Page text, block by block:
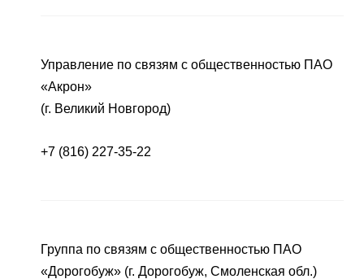
Управление по связям с общественностью ПАО
«Акрон»
(г. Великий Новгород)
+7 (816) 227-35-22
Группа по связям с общественностью ПАО
«Дорогобуж» (г. Дорогобуж, Смоленская обл.)